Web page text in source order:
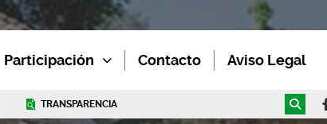
Participación Contacto Aviso Legal
TRANSPARENCIA